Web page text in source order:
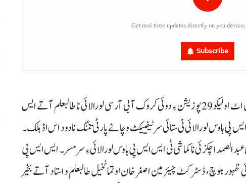
Get real time updates directly on you
Subscribe
لورالائی : میٹرک نا سالانہ امتحان اٹ مچ آ بلوچستان اٹ اولیکو 29 پوزیشن ءِ دوئی کروک آ بی آر سی لورالائی نا طالبعلم آتے ایس
ہاوس لورالائی ٹی ستائی سرٹیفییکٹ و چائے پارٹی تننگ نا دود اس اڈ ہلک۔
عبدالصمد اچکزئی نا کماشی ٹی ایس ایس پی ہاوس لورالائی ءِ سر مسر۔ ایس ایس پی
بلوچ، ڈسٹرکٹ چیئرمین اصغر خان اوتمانخیل طالبعلم و استاد آتے بخیر